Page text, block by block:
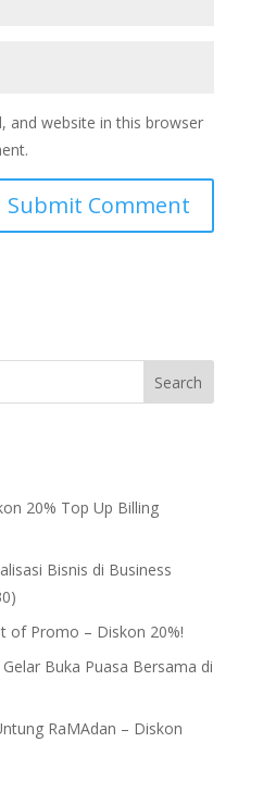
and website in this browser
20% Top Up Billing
Bisnis di Business
of Promo – Diskon 20%!
Buka Puasa Bersama di
RaMAdan – Diskon